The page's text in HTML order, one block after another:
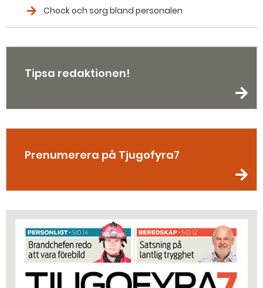
Chock och sorg bland personalen
Tipsa redaktionen!
Prenumerera på Tjugofyra7